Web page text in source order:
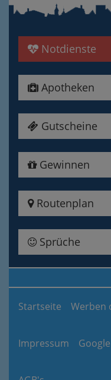
Notdienste
Apotheken
Gutscheine
Gewinnen
Routenplan
Sprüche
Startseite Werben
Impressum